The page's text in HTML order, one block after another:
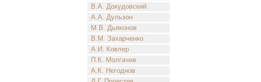
В.А. Докудовский
А.А. Дульзон
М.В. Дьяконов
В.М. Захарченко
А.И. Ковлер
П.К. Молгачев
А.К. Негоднов